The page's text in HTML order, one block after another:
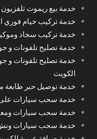
خدمة بيع ريموت
خدمة تركيب خيام فوري
خدمة تركيب سجاد
خدمة تصليح تلفونات و
خدمة تصليح تلفونات و
الكويت
خدمة توصيل حبر طابعة
خدمة سحب سيارات
خدمة سحب سيارات
خدمة سحب سيارات